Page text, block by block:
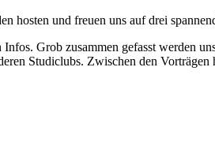
hosten und freuen uns auf drei
Grob zusammen gefasst werden
Studiclubs. Zwischen den